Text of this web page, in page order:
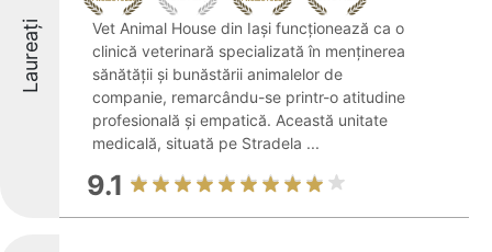
Laureați
Vet Animal House din Iași funcționează ca o
clinică veterinară specializată în menținerea
sănătății și bunăstării animalelor de
companie, remarcându-se printr-o atitudine
profesională și empatică. Această unitate
medicală, situată pe Stradela ...
9.1